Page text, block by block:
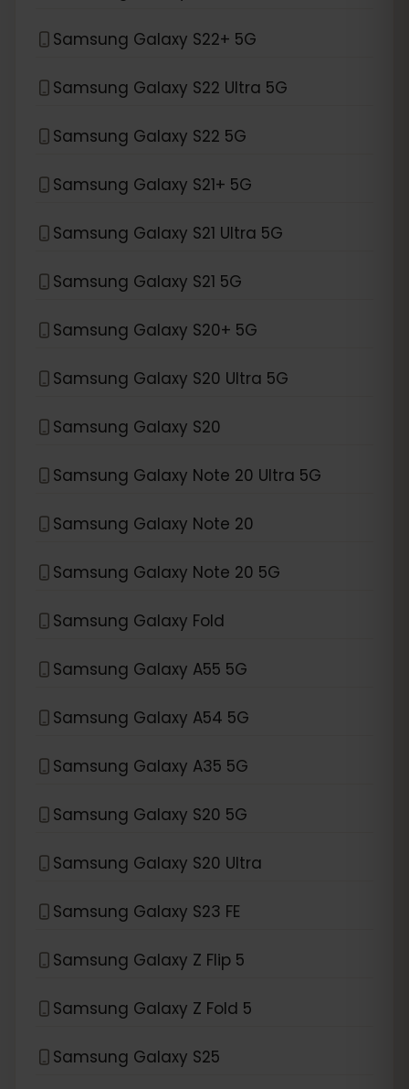
Samsung Galaxy S22+ 5G
Samsung Galaxy S22 Ultra 5G
Samsung Galaxy S22 5G
Samsung Galaxy S21+ 5G
Samsung Galaxy S21 Ultra 5G
Samsung Galaxy S21 5G
Samsung Galaxy S20+ 5G
Samsung Galaxy S20 Ultra 5G
Samsung Galaxy S20
Samsung Galaxy Note 20 Ultra 5G
Samsung Galaxy Note 20
Samsung Galaxy Note 20 5G
Samsung Galaxy Fold
Samsung Galaxy A55 5G
Samsung Galaxy A54 5G
Samsung Galaxy A35 5G
Samsung Galaxy S20 5G
Samsung Galaxy S20 Ultra
Samsung Galaxy S23 FE
Samsung Galaxy Z Flip 5
Samsung Galaxy Z Fold 5
Samsung Galaxy S25